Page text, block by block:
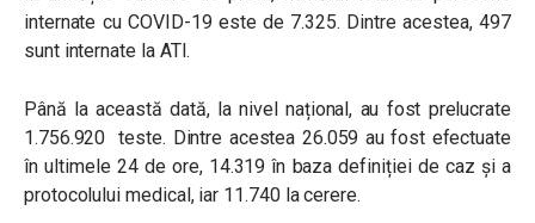
internate cu COVID-19 este de 7.325. Dintre acestea, 497
sunt internate la ATI.
Până la această dată, la nivel național, au fost prelucrate
1.756.920 teste. Dintre acestea 26.059 au fost efectuate
în ultimele 24 de ore, 14.319 în baza definiției de caz și a
protocolului medical, iar 11.740 la cerere.